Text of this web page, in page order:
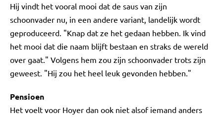
Hij vindt het vooral mooi dat de saus van zijn
schoonvader nu, in een andere variant, landelijk wordt
geproduceerd. "Knap dat ze het gedaan hebben. Ik vind
het mooi dat die naam blijft bestaan en straks de wereld
over gaat." Volgens hem zou zijn schoonvader trots zijn
geweest. "Hij zou het heel leuk gevonden hebben."
Pensioen
Het voelt voor Hoyer dan ook niet alsof iemand anders